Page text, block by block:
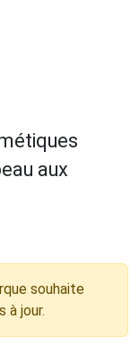
aux
souhaite
à jour.